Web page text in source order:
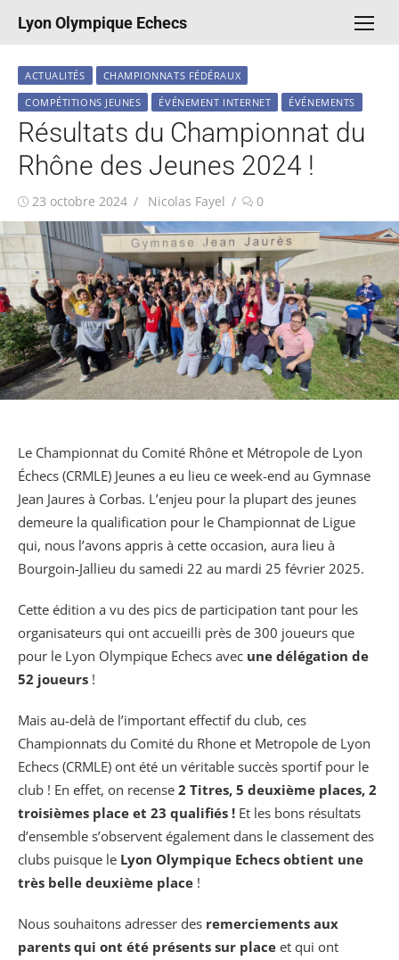
Lyon Olympique Echecs
ACTUALITÉS
CHAMPIONNATS FÉDÉRAUX
COMPÉTITIONS JEUNES
ÉVÉNEMENT INTERNET ÉVÉNEMENTS
Résultats du Championnat du
Rhône des Jeunes 2024 !
Publié
le
23 octobre 2024 Auteur/autrice
Nicolas Fayel 0
Le Championnat du Comité Rhône et Métropole de Lyon
Échecs (CRMLE) Jeunes a eu lieu ce week-end au Gymnase
Jean Jaures à Corbas. L’enjeu pour la plupart des jeunes
demeure la qualification pour le Championnat de Ligue
qui, nous l’avons appris à cette occasion, aura lieu à
Bourgoin-Jallieu du samedi 22 au mardi 25 février 2025.
Cette édition a vu des pics de participation tant pour les
organisateurs qui ont accueilli près de 300 joueurs que
pour le Lyon Olympique Echecs avec une délégation de
52 joueurs !
Mais au-delà de l’important effectif du club, ces
Championnats du Comité du Rhone et Metropole de Lyon
Echecs (CRMLE) ont été un véritable succès sportif pour le
club ! En effet, on recense 2 Titres, 5 deuxième places, 2
troisièmes place et 23 qualifiés ! Et les bons résultats
d’ensemble s’observent également dans le classement des
clubs puisque le Lyon Olympique Echecs obtient une
très belle deuxième place !
Nous souhaitons adresser des remerciements aux
parents qui ont été présents sur place et qui ont